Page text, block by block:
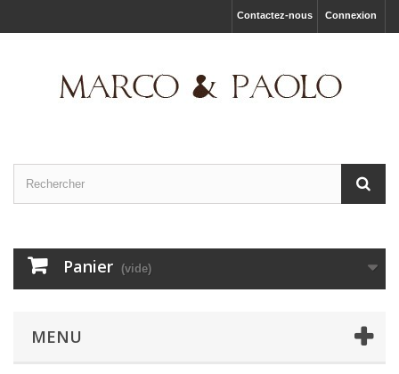
Connexion
Contactez-nous
Panier (vide)
MENU